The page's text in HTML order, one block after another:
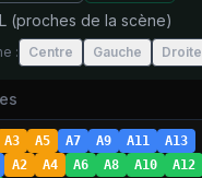
(proches de la scène)
: Centre Gauche Droite
A3 A5 A7 A9 A11
A13
A2 A4 A6 A8 A10
A12